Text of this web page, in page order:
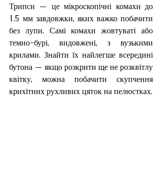
Трипси — це мікроскопічні комахи до
1.5 мм завдовжки, яких важко побачити
без лупи. Самі комахи жовтуваті або
темно-бурі, видовжені, з вузькими
крилами. Знайти їх найлегше всередині
бутона — якщо розкрити ще не розквітлу
квітку, можна побачити скупчення
крихітних рухливих цяток на пелюстках.